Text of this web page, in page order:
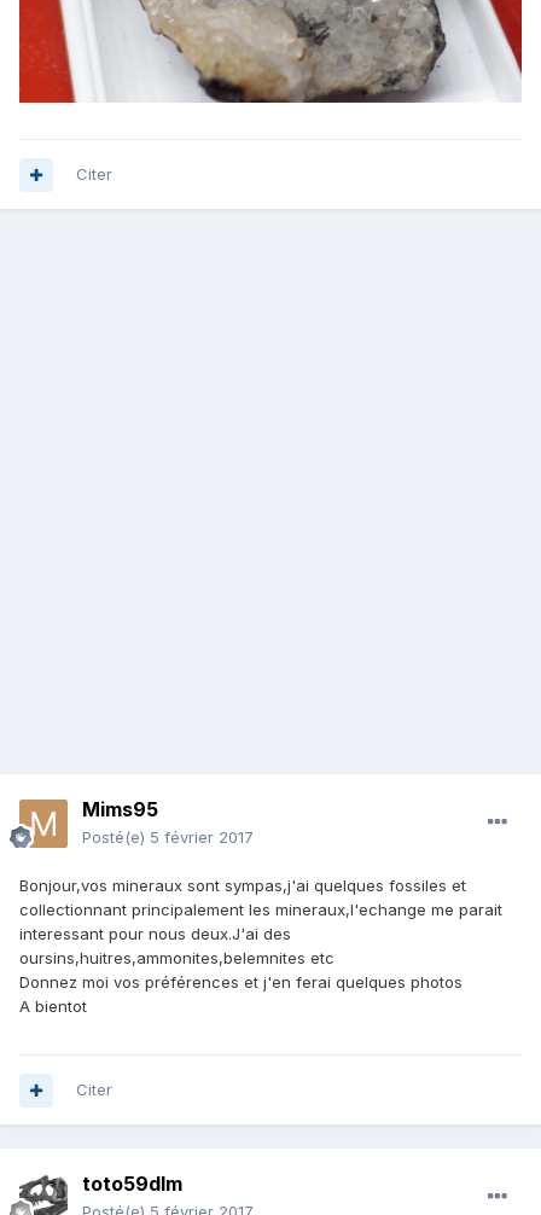
Citer
Mims95
Posté(e) 5 février 2017
Bonjour,vos mineraux sont sympas,j'ai quelques fossiles et
collectionnant principalement les mineraux,l'echange me parait
interessant pour nous deux.J'ai des
oursins,huitres,ammonites,belemnites etc
Donnez moi vos préférences et j'en ferai quelques photos
A bientot
Citer
toto59dlm